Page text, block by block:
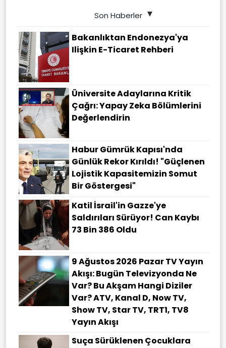
Son Haberler
Bakanlıktan Endonezya'ya
Ilişkin E-Ticaret Rehberi
Üniversite Adaylarına Kritik
Çağrı: Yapay Zeka Bölümlerini
Değerlendirin
Habur Gümrük Kapısı'nda
Günlük Rekor Kırıldı! "Güçlenen
Lojistik Kapasitemizin Somut
Bir Göstergesi"
Katil İsrail'in Gazze'ye
Saldırıları Sürüyor! Can Kaybı
73 Bin 386 Oldu
9 Ağustos 2026 Pazar TV Yayın
Akışı: Bugün Televizyonda Ne
Var? Bu Akşam Hangi Diziler
Var? ATV, Kanal D, Now TV,
Show TV, Star TV, TRT1, TV8
Yayın Akışı
Suça Sürüklenen Çocuklara